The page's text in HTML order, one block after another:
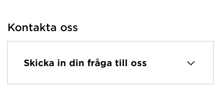
Kontakta oss
Skicka in din fråga till oss